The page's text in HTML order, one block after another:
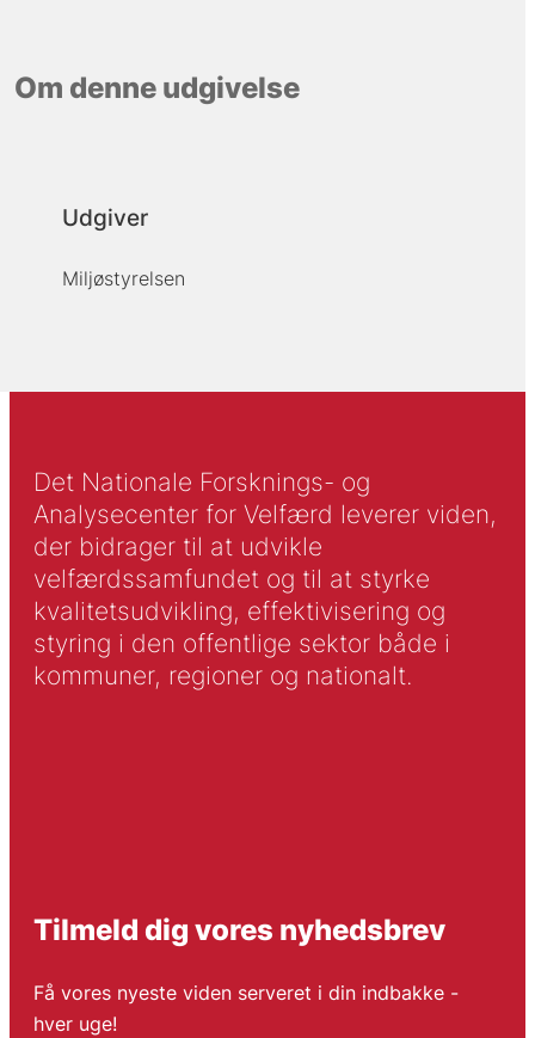
Om denne udgivelse
Udgiver
Miljøstyrelsen
Det Nationale Forsknings- og
Analysecenter for Velfærd leverer viden,
der bidrager til at udvikle
velfærdssamfundet og til at styrke
kvalitetsudvikling, effektivisering og
styring i den offentlige sektor både i
kommuner, regioner og nationalt.
Tilmeld dig vores nyhedsbrev
Få vores nyeste viden serveret i din indbakke -
hver uge!